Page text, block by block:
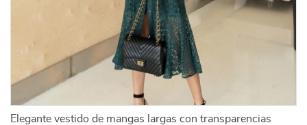
Elegante vestido de mangas largas con transparencias